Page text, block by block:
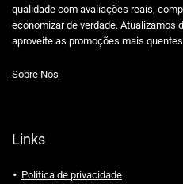
qualidade com avaliações reais,
economizar de verdade. Atualizamos
aproveite as promoções mais
Sobre Nós
Links
Política de privacidade